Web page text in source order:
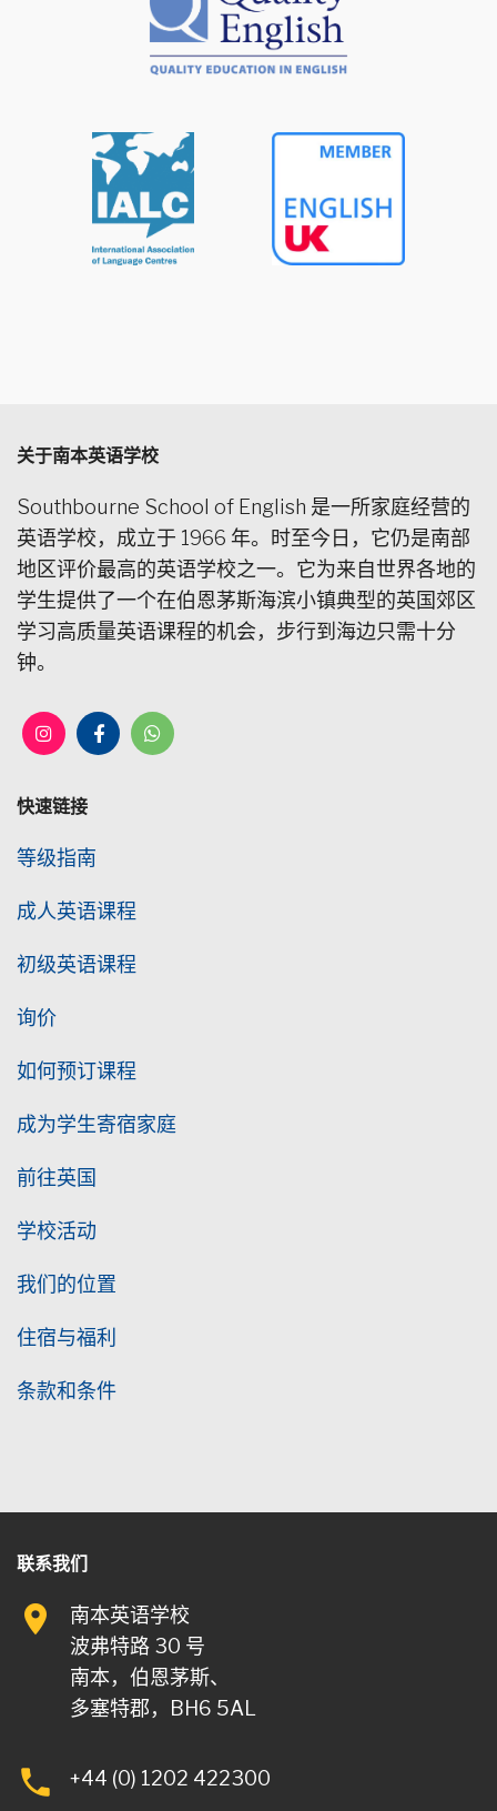
关于南本英语学校
Southbourne School of English 是一所家庭经营的
英语学校，成立于 1966 年。时至今日，它仍是南部
地区评价最高的英语学校之一。它为来自世界各地的
学生提供了一个在伯恩茅斯海滨小镇典型的英国郊区
学习高质量英语课程的机会，步行到海边只需十分
钟。
快速链接
等级指南
成人英语课程
初级英语课程
询价
如何预订课程
成为学生寄宿家庭
前往英国
学校活动
我们的位置
住宿与福利
条款和条件
联系我们
南本英语学校
波弗特路 30 号
南本，伯恩茅斯、
多塞特郡，BH6 5AL
+44 (0) 1202 422300